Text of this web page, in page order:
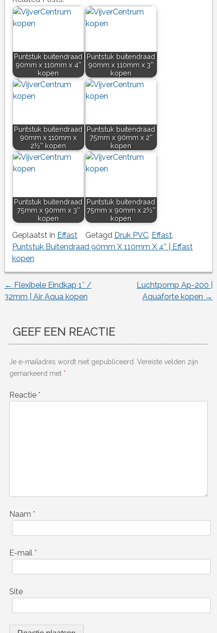
Puntstuk buitendraad
90mm x 110mm x 4''
kopen
Puntstuk buitendraad
90mm x 110mm x 3''
kopen
Puntstuk buitendraad
90mm x 110mm x
2½'' kopen
Puntstuk buitendraad
75mm x 90mm x 2''
kopen
Puntstuk buitendraad
75mm x 90mm x 3''
kopen
Puntstuk buitendraad
75mm x 90mm x 2½''
kopen
Geplaatst in Effast Getagd Druk PVC, Effast,
Puntstuk Buitendraad 90mm X 110mm X 4'' | Effast
kopen
Berichtnavigatie
← Flexibele Eindkap 1″ /
32mm | Air Aqua kopen
Luchtpomp Ap-200 |
Aquaforte kopen →
GEEF EEN REACTIE
Je e-mailadres wordt niet gepubliceerd. Vereiste velden zijn
gemarkeerd met *
Reactie *
Naam *
E-mail *
Site